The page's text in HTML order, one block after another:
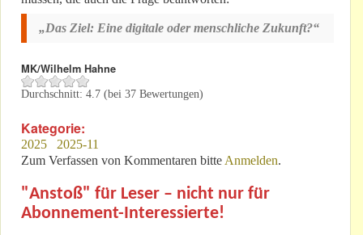
„Das Ziel: Eine digitale oder menschliche Zukunft?“
MK/Wilhelm Hahne
Durchschnitt: 4.7 (bei 37 Bewertungen)
Kategorie:
2025
2025-11
Zum Verfassen von Kommentaren bitte Anmelden.
"Anstoß" für Leser – nicht nur für
Abonnement-Interessierte!